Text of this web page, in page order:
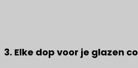
3. Elke dop voor je glazen